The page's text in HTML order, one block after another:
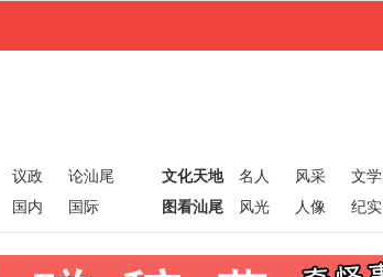
议政
论汕尾
国内 国际
文化天地 名人 风采 文学
图看汕尾
风光 人像 纪实